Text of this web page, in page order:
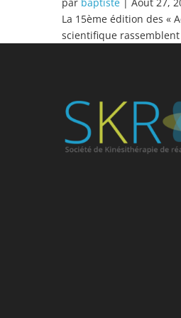
La 15ème édition des «
scientifique